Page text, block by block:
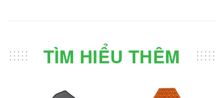
TÌM HIỂU THÊM